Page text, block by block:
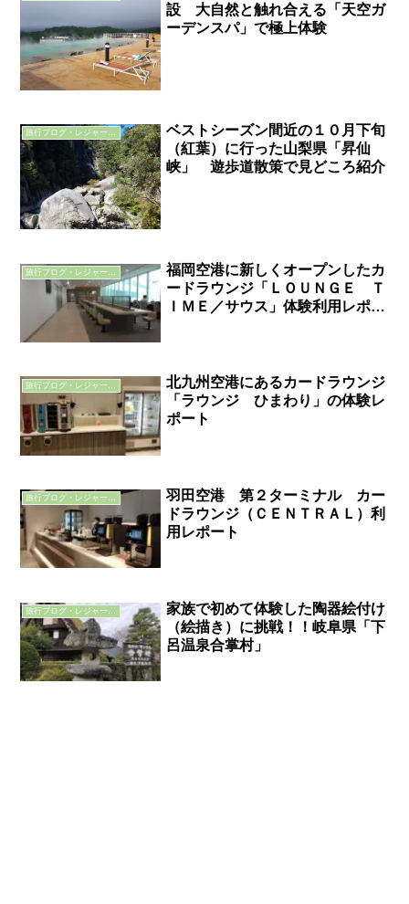
設 大自然と触れ合える「天空ガ
ーデンスパ」で極上体験
旅行ブログ・レジャーブログ
ベストシーズン間近の１０月下旬
（紅葉）に行った山梨県「昇仙
峡」 遊歩道散策で見どころ紹介
福岡空港に新しくオープンしたカ
ードラウンジ「ＬＯＵＮＧＥ Ｔ
ＩＭＥ／サウス」体験利用レポー
北九州空港にあるカードラウンジ
「ラウンジ ひまわり」の体験レ
ポート
旅行ブログ・レジャーブログ
羽田空港 第２ターミナル カー
ドラウンジ（ＣＥＮＴＲＡＬ）利
用レポート
家族で初めて体験した陶器絵付け
（絵描き）に挑戦！！岐阜県「下
呂温泉合掌村」